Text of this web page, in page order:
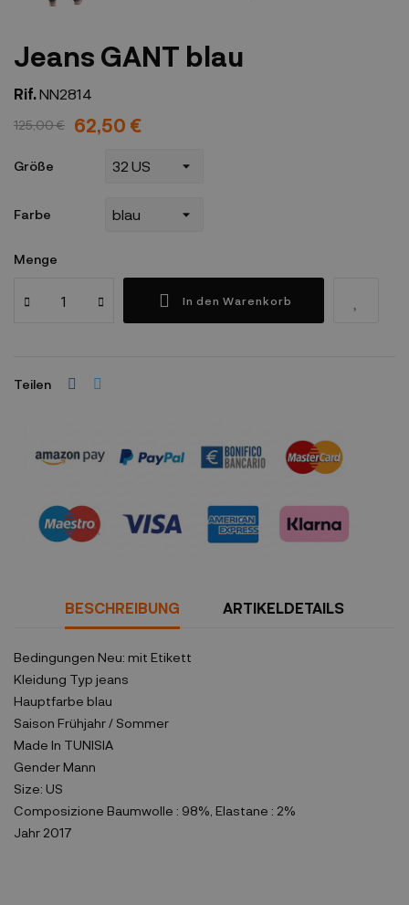
Jeans GANT blau
Rif.NN2814
125,00 € 62,50 €
Größe
Farbe
Menge
In den Warenkorb
Teilen
BESCHREIBUNG ARTIKELDETAILS
Bedingungen Neu: mit Etikett
Kleidung Typ jeans
Hauptfarbe blau
Saison Frühjahr / Sommer
Made In TUNISIA
Gender Mann
Size: US
Composizione Baumwolle : 98%, Elastane : 2%
Jahr 2017